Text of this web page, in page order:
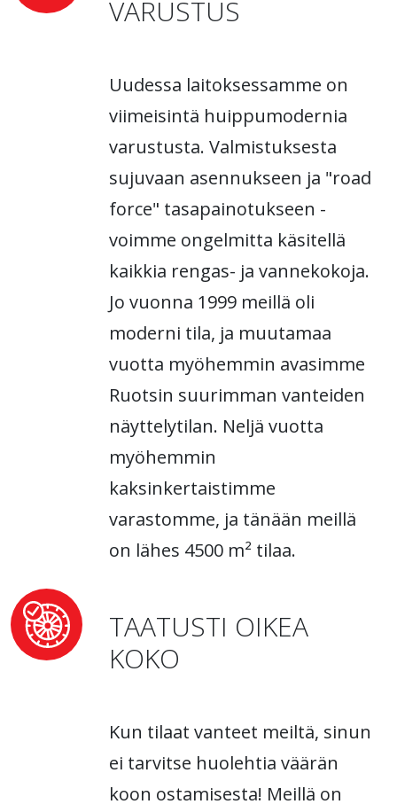
VARUSTUS
Uudessa laitoksessamme on
viimeisintä huippumodernia
varustusta. Valmistuksesta
sujuvaan asennukseen ja "road
force" tasapainotukseen -
voimme ongelmitta käsitellä
kaikkia rengas- ja vannekokoja.
Jo vuonna 1999 meillä oli
moderni tila, ja muutamaa
vuotta myöhemmin avasimme
Ruotsin suurimman vanteiden
näyttelytilan. Neljä vuotta
myöhemmin
kaksinkertaistimme
varastomme, ja tänään meillä
on lähes 4500 m² tilaa.
TAATUSTI OIKEA
KOKO
Kun tilaat vanteet meiltä, sinun
ei tarvitse huolehtia väärän
koon ostamisesta! Meillä on